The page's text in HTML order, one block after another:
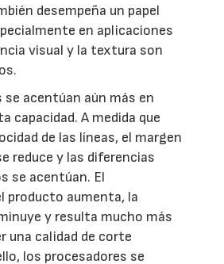
desempeña un papel
en aplicaciones
visual y la textura son
acentúan aún más en
capacidad. A medida que
de las líneas, el margen
reduce y las diferencias
se acentúan. El
producto aumenta, la
y resulta mucho más
una calidad de corte
los procesadores se